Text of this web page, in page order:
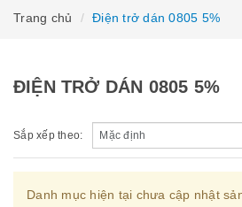
Trang chủ Điện trở dán 0805 5%
ĐIỆN TRỞ DÁN 0805 5%
Sắp xếp theo:
Danh mục hiện tại chưa cập nhật